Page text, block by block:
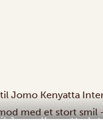
Jomo Kenyatta
Jomo Kenyatta
med et stort smil